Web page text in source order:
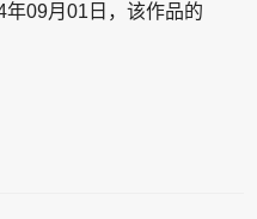
09月01日，该作品的